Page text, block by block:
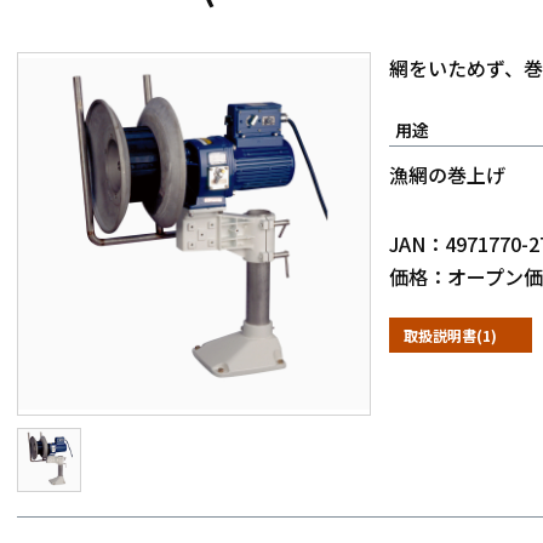
網をいためず、
用途
漁網の巻上げ
JAN：4971770-
価格：オープン
取扱説明書(1)